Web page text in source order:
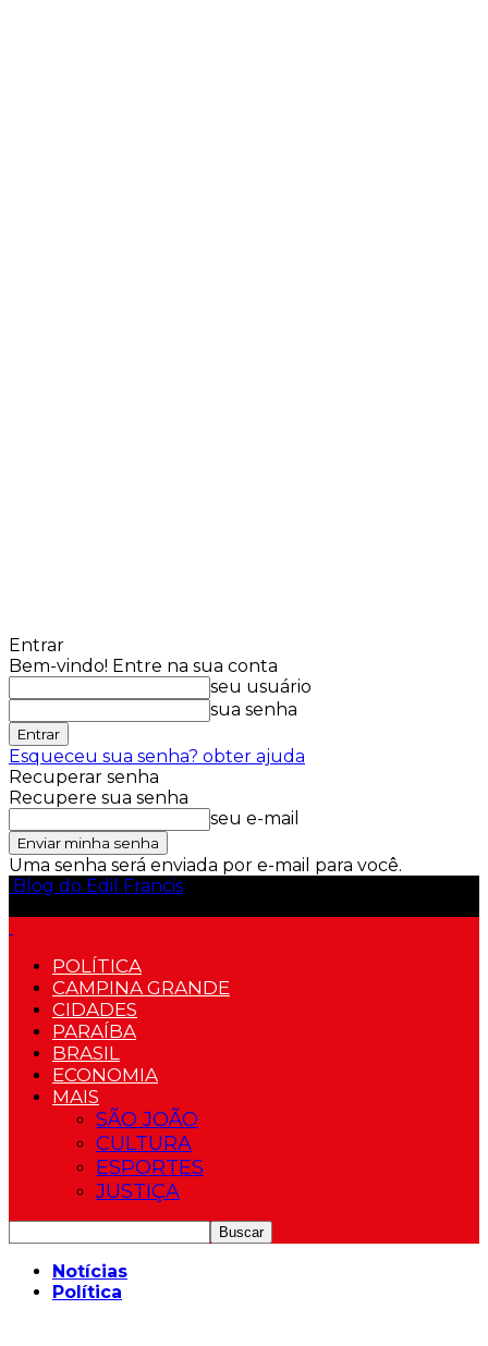
Entrar
Bem-vindo! Entre na sua conta
seu usuário
sua senha
Esqueceu sua senha? obter ajuda
Recuperar senha
Recupere sua senha
seu e-mail
Uma senha será enviada por e-mail para você.
Blog do Edil Francis
POLÍTICA
CAMPINA GRANDE
CIDADES
PARAÍBA
BRASIL
ECONOMIA
MAIS
SÃO JOÃO
CULTURA
ESPORTES
JUSTIÇA
Notícias
Política